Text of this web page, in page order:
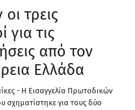
τρεις
για τις
από τον
Ελλάδα
- Η Εισαγγελία Πρωτοδικών
σχηματίστηκε για τους δύο